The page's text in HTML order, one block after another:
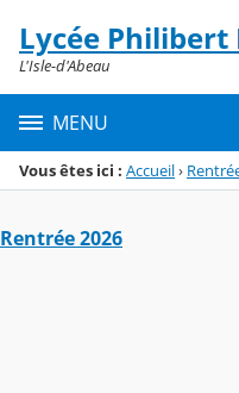
Menu de la rubrique
Contenu
Lycée
L'Isle-d'Abeau
MENU
Vous êtes ici : Accueil›
Rentrée 2026